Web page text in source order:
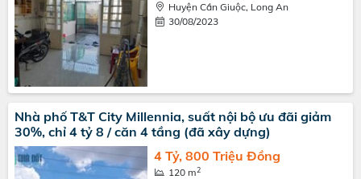
Huyện Cần Giuộc, Long An
30/08/2023
Nhà phố T&T City Millennia, suất nội bộ ưu đãi giảm
30%, chỉ 4 tỷ 8 / căn 4 tầng (đã xây dựng)
4 Tỷ, 800 Triệu Đồng
120 m2